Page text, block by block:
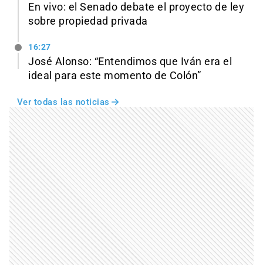
En vivo: el Senado debate el proyecto de ley
sobre propiedad privada
16:27
José Alonso: “Entendimos que Iván era el
ideal para este momento de Colón”
Ver todas las noticias